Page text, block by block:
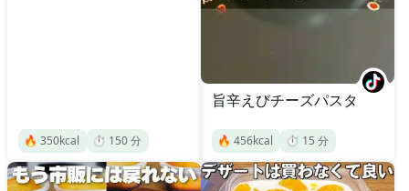
🔥 350kcal ⏱️ 150分
旨辛えびチーズパスタ
🔥 456kcal ⏱️ 15 分